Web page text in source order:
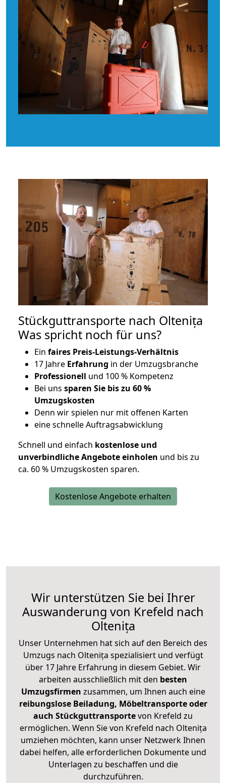
Stückguttransporte nach Oltenița
Was spricht noch für uns?
Ein faires Preis-Leistungs-Verhältnis
17 Jahre Erfahrung in der Umzugsbranche
Professionell und 100 % Kompetenz
Bei uns sparen Sie bis zu 60 %
Umzugskosten
Denn wir spielen nur mit offenen Karten
eine schnelle Auftragsabwicklung
Schnell und einfach kostenlose und
unverbindliche Angebote einholen und bis zu
ca. 60 % Umzugskosten sparen.
Kostenlose Angebote erhalten
Wir unterstützen Sie bei Ihrer
Auswanderung von Krefeld nach
Oltenița
Unser Unternehmen hat sich auf den Bereich des
Umzugs nach Oltenița spezialisiert und verfügt
über 17 Jahre Erfahrung in diesem Gebiet. Wir
arbeiten ausschließlich mit den besten
Umzugsfirmen zusammen, um Ihnen auch eine
reibungslose Beiladung, Möbeltransporte oder
auch Stückguttransportevon Krefeld zu
ermöglichen. Wenn Sie von Krefeld nach Oltenița
umziehen möchten, kann unser Netzwerk Ihnen
dabei helfen, alle erforderlichen Dokumente und
Unterlagen zu beschaffen und die
durchzuführen.